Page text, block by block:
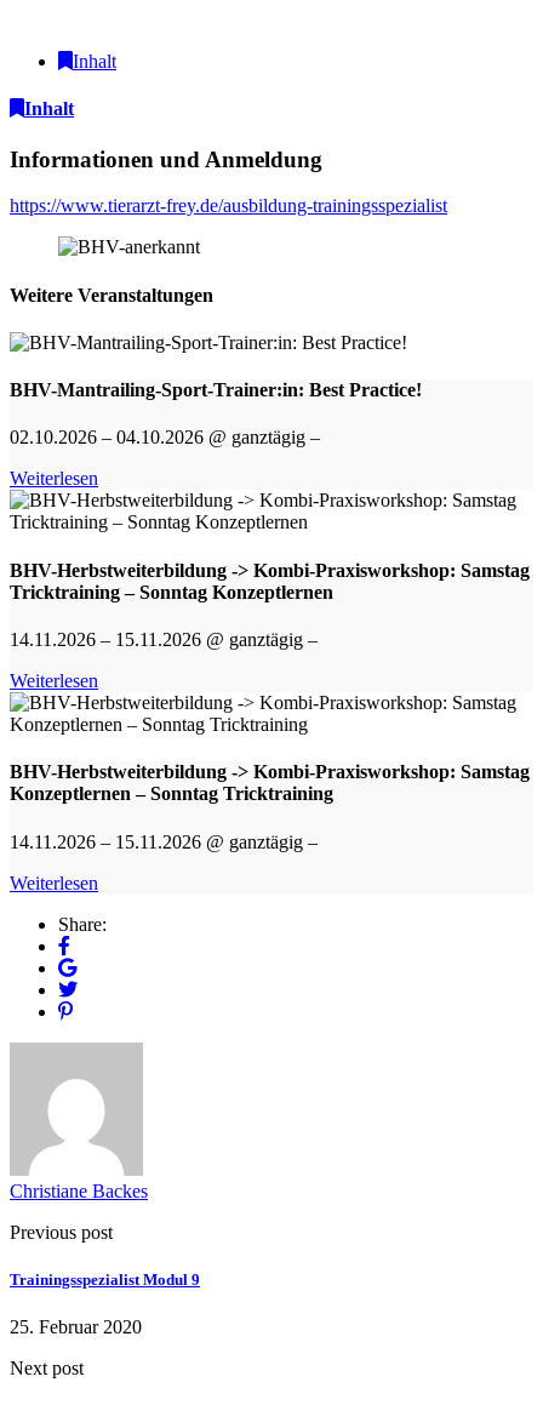
Inhalt
Inhalt
Informationen und Anmeldung
https://www.tierarzt-frey.de/ausbildung-trainingsspezialist
Weitere Veranstaltungen
BHV-Mantrailing-Sport-Trainer:in: Best Practice!
02.10.2026 – 04.10.2026 @ ganztägig –
Weiterlesen
BHV-Herbstweiterbildung -> Kombi-Praxisworkshop: Samstag
Tricktraining – Sonntag Konzeptlernen
14.11.2026 – 15.11.2026 @ ganztägig –
Weiterlesen
BHV-Herbstweiterbildung -> Kombi-Praxisworkshop: Samstag
Konzeptlernen – Sonntag Tricktraining
14.11.2026 – 15.11.2026 @ ganztägig –
Weiterlesen
Share:
Christiane Backes
Previous post
Trainingsspezialist Modul 9
25. Februar 2020
Next post